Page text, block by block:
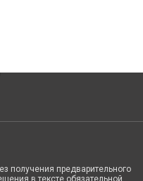
получения предварительного
в тексте обязательной